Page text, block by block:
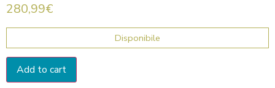
280,99€
Disponibile
Add to cart